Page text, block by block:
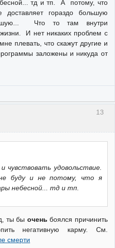
тд и тп. А потому, что
гораздо большую
Что то там внутри
И нет никаких проблем с
плевать, что скажут другие и
заложены и никуда от
13
чувствовать удовольствие.
буду и не потому, что я
небесной... тд и тп.
ты бы очень боялся причинить
негативную карму. См.
смерти